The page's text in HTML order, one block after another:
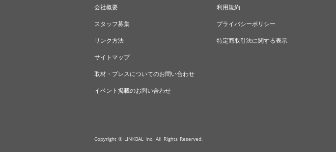
会社概要
スタッフ募集
リンク方法
サイトマップ
取材・プレスについてのお問い合わせ
イベント掲載のお問い合わせ
利用規約
プライバシーポリシー
特定商取引法に関する表示
Copyright © LINKBAL Inc. All Rights Reserved.